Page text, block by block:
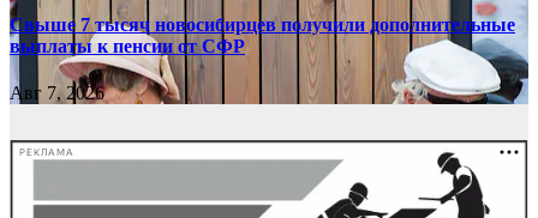
Свыше 7 тысяч новосибирцев получили дополнительные
выплаты к пенсии от СФР
Авг 7, 2026
РЕКЛАМА